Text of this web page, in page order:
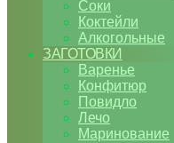
Соки
Коктейли
Алкогольные
ЗАГОТОВКИ
Варенье
Конфитюр
Повидло
Лечо
Маринование